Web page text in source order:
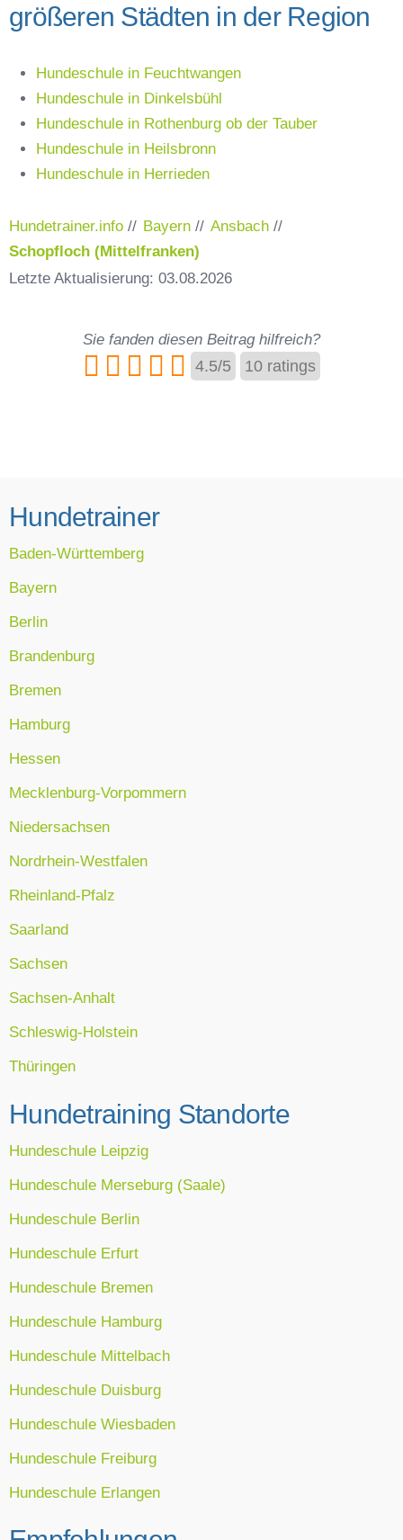
größeren Städten in der Region
Hundeschule in Feuchtwangen
Hundeschule in Dinkelsbühl
Hundeschule in Rothenburg ob der Tauber
Hundeschule in Heilsbronn
Hundeschule in Herrieden
Hundetrainer.info // Bayern // Ansbach //
Schopfloch (Mittelfranken)
Letzte Aktualisierung: 03.08.2026
Sie fanden diesen Beitrag hilfreich?
4.5/5 10 ratings
Hundetrainer
Baden-Württemberg
Bayern
Berlin
Brandenburg
Bremen
Hamburg
Hessen
Mecklenburg-Vorpommern
Niedersachsen
Nordrhein-Westfalen
Rheinland-Pfalz
Saarland
Sachsen
Sachsen-Anhalt
Schleswig-Holstein
Thüringen
Hundetraining Standorte
Hundeschule Leipzig
Hundeschule Merseburg (Saale)
Hundeschule Berlin
Hundeschule Erfurt
Hundeschule Bremen
Hundeschule Hamburg
Hundeschule Mittelbach
Hundeschule Duisburg
Hundeschule Wiesbaden
Hundeschule Freiburg
Hundeschule Erlangen